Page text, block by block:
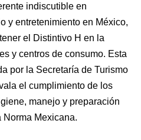
indiscutible en
y entretenimiento en México,
el Distintivo H en la
y centros de consumo. Esta
por la Secretaría de Turismo
el cumplimiento de los
manejo y preparación
Norma Mexicana.